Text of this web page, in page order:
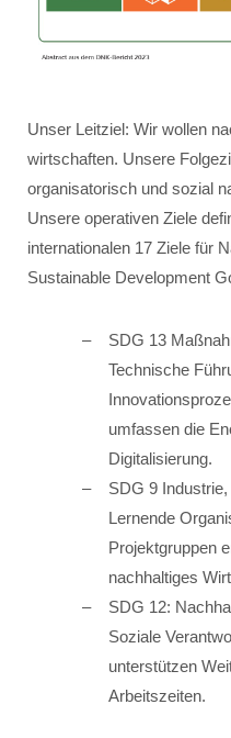
Unser Leitziel: Wir wollen
wirtschaften. Unsere
organisatorisch und sozial
Unsere operativen Ziele
internationalen 17 Ziele für
Sustainable Development
SDG 13
Technische
umfassen die
Digitalisierung.
SDG 9
Lernende
Projektgruppen
nachhaltiges
SDG 12:
Soziale
unterstützen
Arbeitszeiten.